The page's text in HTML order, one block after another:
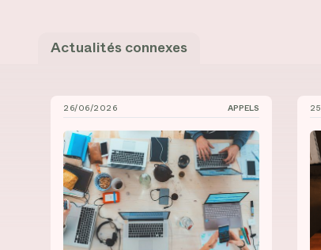
Actualités connexes
Bourses de recrutement au doctorat à
26/06/2026 APPELS